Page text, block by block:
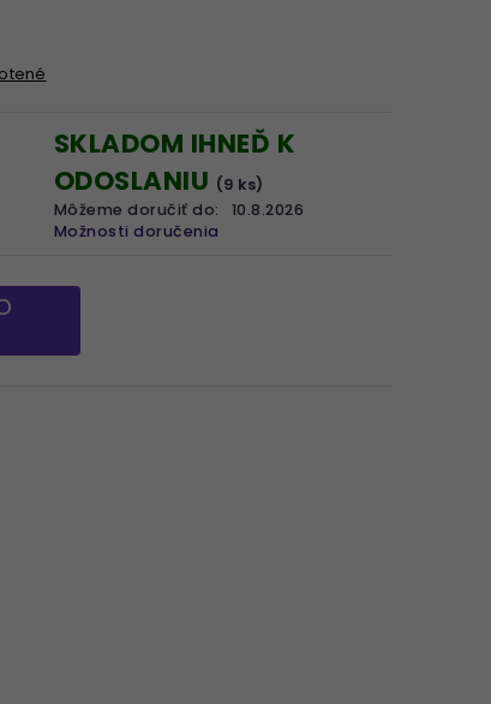
SKLADOM IHNEĎ K
ODOSLANIU (9 ks)
Môžeme doručiť do:
10.8.2026
Možnosti doručenia